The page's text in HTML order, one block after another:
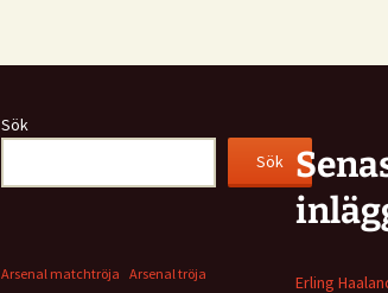
Sök
Sök
Erling
Arsenal matchtröja Arsenal tröja